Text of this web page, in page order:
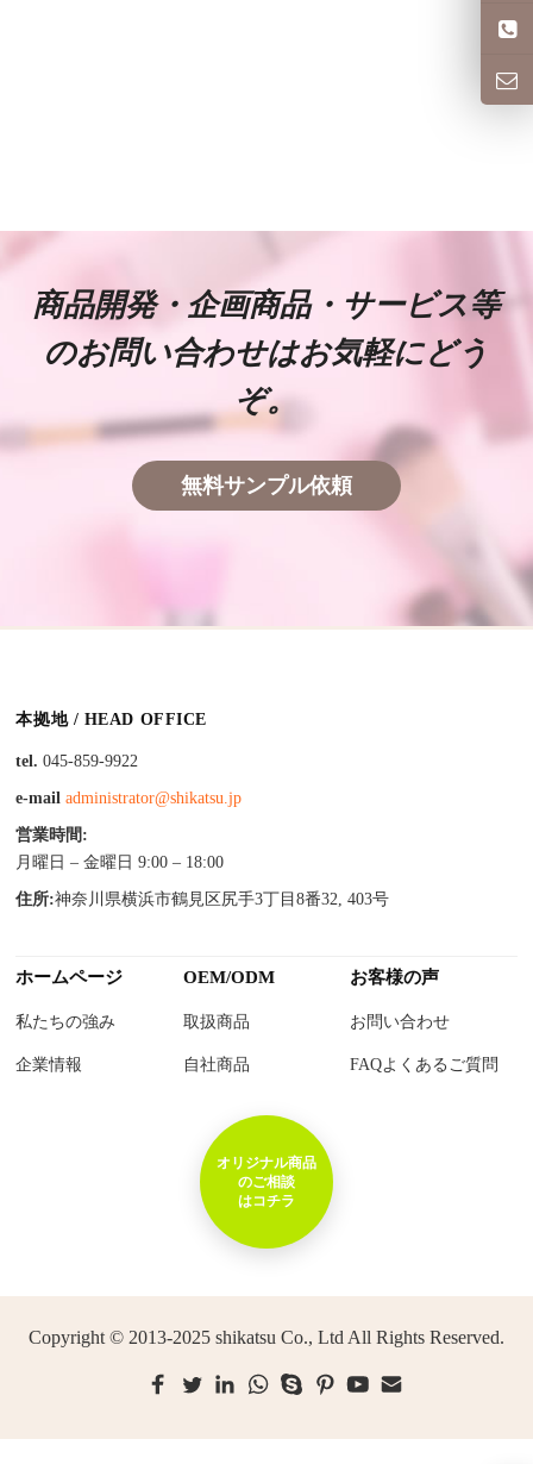
商品開発・企画商品・サービス等
のお問い合わせはお気軽にどう
ぞ。
無料サンプル依頼
本拠地 / HEAD OFFICE
tel. 045-859-9922
e-mail administrator@shikatsu.jp
営業時間:
月曜日 – 金曜日 9:00 – 18:00
住所:神奈川県横浜市鶴見区尻手3丁目8番32, 403号
ホームページ
私たちの強み
企業情報
OEM/ODM
取扱商品
自社商品
お客様の声
お問い合わせ
FAQよくあるご質問
オリジナル商品
のご相談
はコチラ
Copyright © 2013-2025 shikatsu Co., Ltd All Rights Reserved.